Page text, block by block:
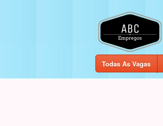
Todas As Vagas